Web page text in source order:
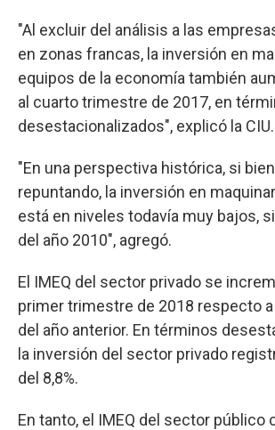
"Al excluir del análisis a las
en zonas francas, la inversión en
equipos de la economía también
al cuarto trimestre de 2017, en
desestacionalizados", explicó la CIU.
"En una perspectiva histórica, si
repuntando, la inversión en
está en niveles todavía muy bajos,
del año 2010", agregó.
El IMEQ del sector privado se
primer trimestre de 2018 respecto
del año anterior. En términos
la inversión del sector privado
del 8,8%.
En tanto, el IMEQ del sector público